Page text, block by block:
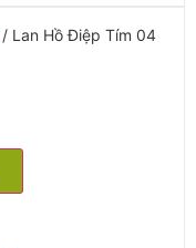
/ Lan Hồ Điệp Tím 04